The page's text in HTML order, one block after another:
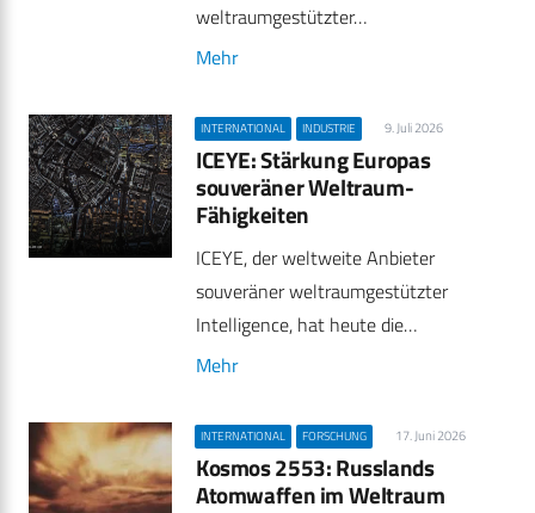
weltraumgestützter…
Mehr
INTERNATIONAL INDUSTRIE 9. Juli 2026
ICEYE: Stärkung Europas
souveräner Weltraum-
Fähigkeiten
ICEYE, der weltweite Anbieter
souveräner weltraumgestützter
Intelligence, hat heute die…
Mehr
INTERNATIONAL FORSCHUNG 17. Juni 2026
Kosmos 2553: Russlands
Atomwaffen im Weltraum